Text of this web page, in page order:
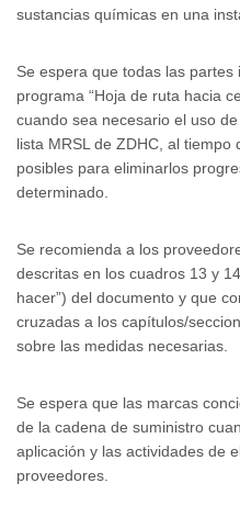
sustancias químicas en una
Se espera que todas las
programa “Hoja de ruta hacia
cuando sea necesario el uso
lista MRSL de ZDHC, al
posibles para eliminarlos
determinado.
Se recomienda a los
descritas en los cuadros 13 y
hacer”) del documento y que
cruzadas a los capítulos/
sobre las medidas necesarias.
Se espera que las marcas
de la cadena de suministro
aplicación y las actividades de
proveedores.